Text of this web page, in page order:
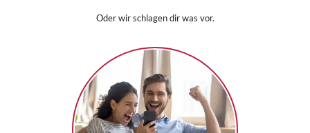
Oder wir schlagen dir was vor.